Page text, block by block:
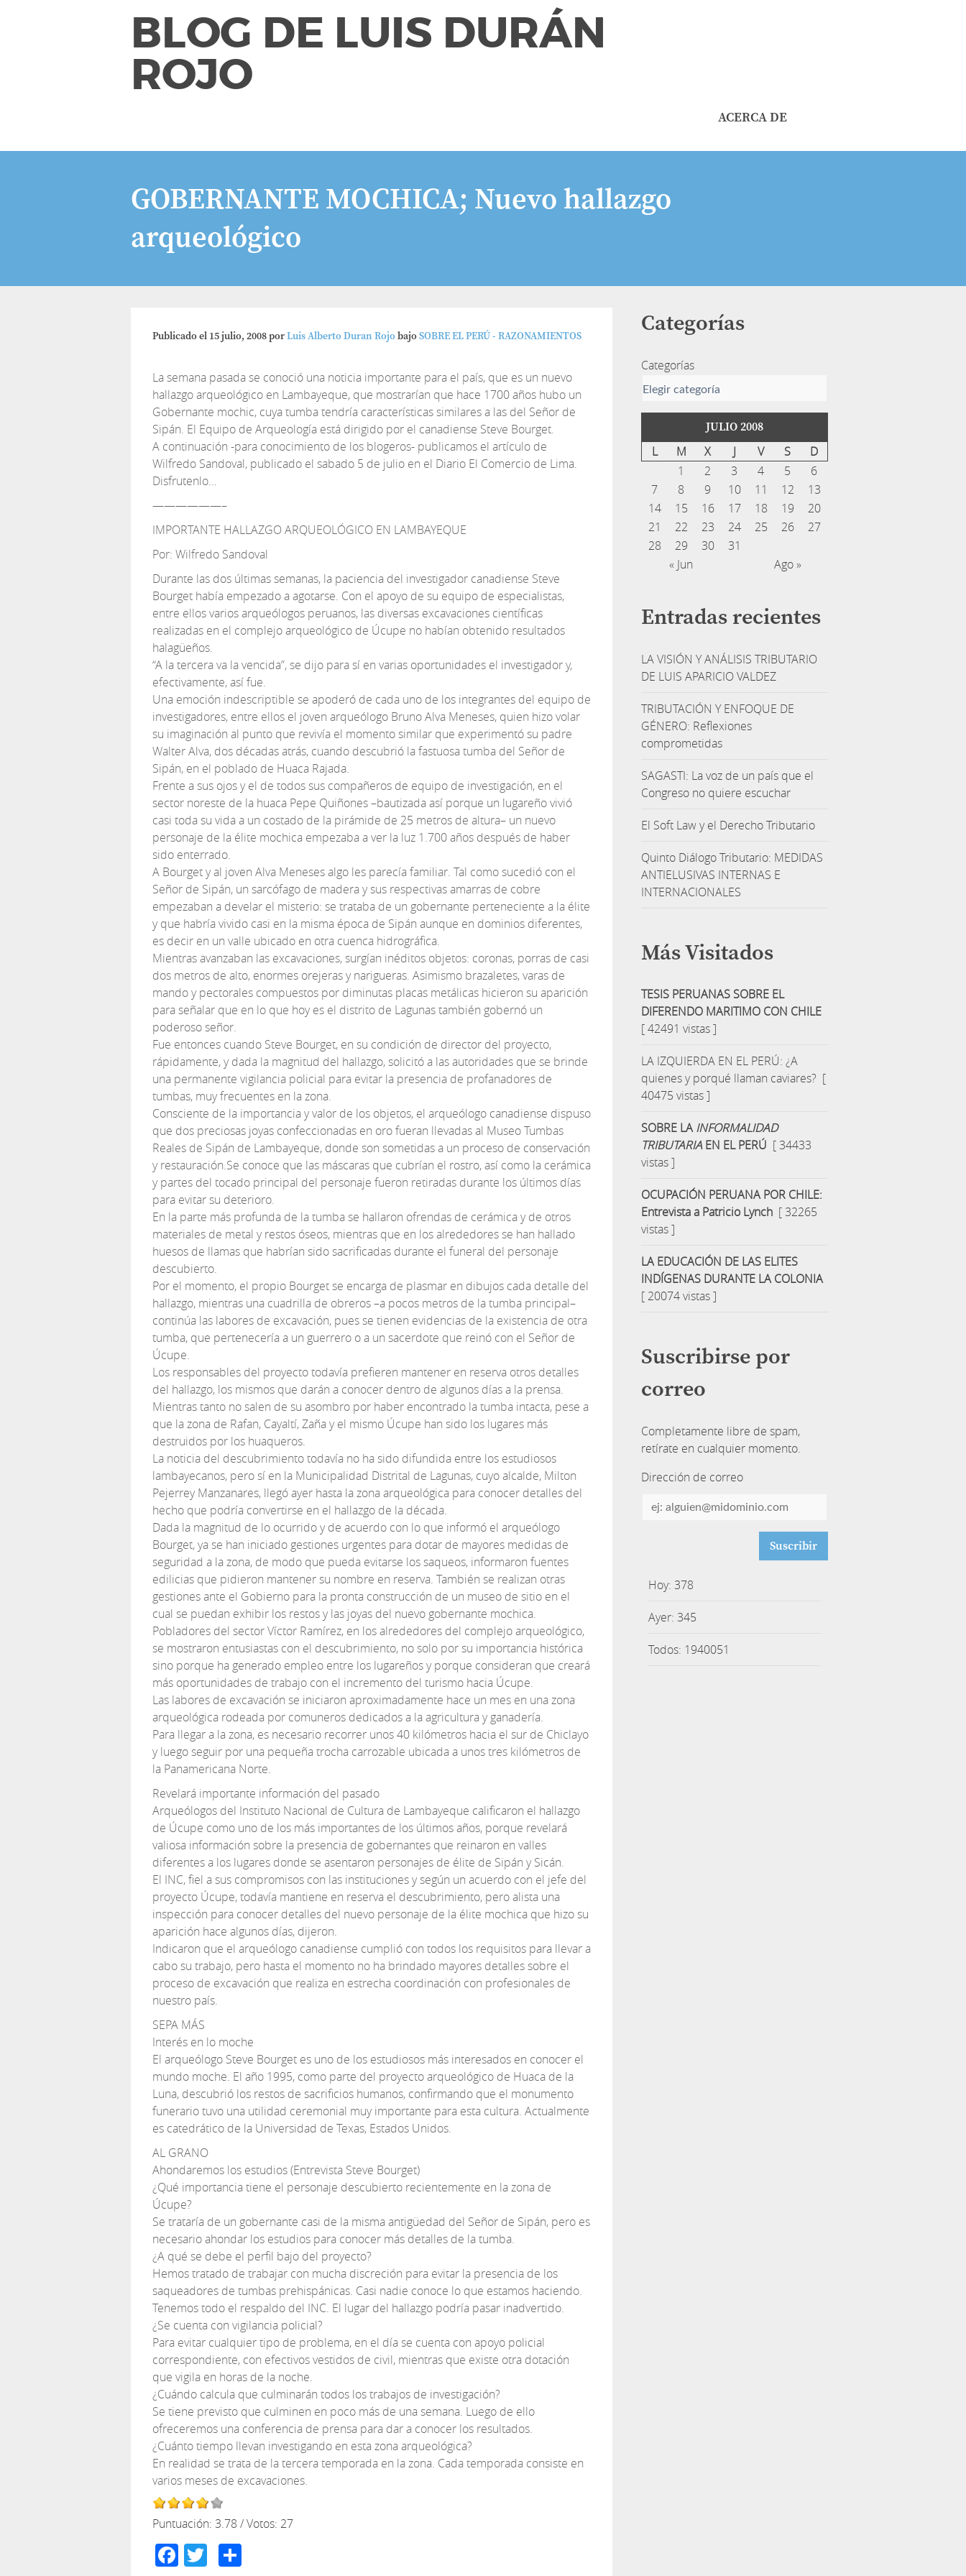
BLOG DE LUIS DURÁN
ROJO
ACERCA DE
GOBERNANTE MOCHICA; Nuevo hallazgo
arqueológico
Publicado el 15 julio, 2008porLuis Alberto Duran RojobajoSOBRE EL PERÚ - RAZONAMIENTOS
La semana pasada se conoció una noticia importante para el país, que es un nuevo
hallazgo arqueológico en Lambayeque, que mostrarían que hace 1700 años hubo un
Gobernante mochic, cuya tumba tendría características similares a las del Señor de
Sipán. El Equipo de Arqueología está dirigido por el canadiense Steve Bourget.
A continuación -para conocimiento de los blogeros- publicamos el artículo de
Wilfredo Sandoval, publicado el sabado 5 de julio en el Diario El Comercio de Lima.
Disfrutenlo…
——————–
IMPORTANTE HALLAZGO ARQUEOLÓGICO EN LAMBAYEQUE
Por: Wilfredo Sandoval
Durante las dos últimas semanas, la paciencia del investigador canadiense Steve
Bourget había empezado a agotarse. Con el apoyo de su equipo de especialistas,
entre ellos varios arqueólogos peruanos, las diversas excavaciones científicas
realizadas en el complejo arqueológico de Úcupe no habían obtenido resultados
halagüeños.
“A la tercera va la vencida”, se dijo para sí en varias oportunidades el investigador y,
efectivamente, así fue.
Una emoción indescriptible se apoderó de cada uno de los integrantes del equipo de
investigadores, entre ellos el joven arqueólogo Bruno Alva Meneses, quien hizo volar
su imaginación al punto que revivía el momento similar que experimentó su padre
Walter Alva, dos décadas atrás, cuando descubrió la fastuosa tumba del Señor de
Sipán, en el poblado de Huaca Rajada.
Frente a sus ojos y el de todos sus compañeros de equipo de investigación, en el
sector noreste de la huaca Pepe Quiñones –bautizada así porque un lugareño vivió
casi toda su vida a un costado de la pirámide de 25 metros de altura– un nuevo
personaje de la élite mochica empezaba a ver la luz 1.700 años después de haber
sido enterrado.
A Bourget y al joven Alva Meneses algo les parecía familiar. Tal como sucedió con el
Señor de Sipán, un sarcófago de madera y sus respectivas amarras de cobre
empezaban a develar el misterio: se trataba de un gobernante perteneciente a la élite
y que habría vivido casi en la misma época de Sipán aunque en dominios diferentes,
es decir en un valle ubicado en otra cuenca hidrográfica.
Mientras avanzaban las excavaciones, surgían inéditos objetos: coronas, porras de casi
dos metros de alto, enormes orejeras y narigueras. Asimismo brazaletes, varas de
mando y pectorales compuestos por diminutas placas metálicas hicieron su aparición
para señalar que en lo que hoy es el distrito de Lagunas también gobernó un
poderoso señor.
Fue entonces cuando Steve Bourget, en su condición de director del proyecto,
rápidamente, y dada la magnitud del hallazgo, solicitó a las autoridades que se brinde
una permanente vigilancia policial para evitar la presencia de profanadores de
tumbas, muy frecuentes en la zona.
Consciente de la importancia y valor de los objetos, el arqueólogo canadiense dispuso
que dos preciosas joyas confeccionadas en oro fueran llevadas al Museo Tumbas
Reales de Sipán de Lambayeque, donde son sometidas a un proceso de conservación
y restauración.Se conoce que las máscaras que cubrían el rostro, así como la cerámica
y partes del tocado principal del personaje fueron retiradas durante los últimos días
para evitar su deterioro.
En la parte más profunda de la tumba se hallaron ofrendas de cerámica y de otros
materiales de metal y restos óseos, mientras que en los alrededores se han hallado
huesos de llamas que habrían sido sacrificadas durante el funeral del personaje
descubierto.
Por el momento, el propio Bourget se encarga de plasmar en dibujos cada detalle del
hallazgo, mientras una cuadrilla de obreros –a pocos metros de la tumba principal–
continúa las labores de excavación, pues se tienen evidencias de la existencia de otra
tumba, que pertenecería a un guerrero o a un sacerdote que reinó con el Señor de
Úcupe.
Los responsables del proyecto todavía prefieren mantener en reserva otros detalles
del hallazgo, los mismos que darán a conocer dentro de algunos días a la prensa.
Mientras tanto no salen de su asombro por haber encontrado la tumba intacta, pese a
que la zona de Rafan, Cayaltí, Zaña y el mismo Úcupe han sido los lugares más
destruidos por los huaqueros.
La noticia del descubrimiento todavía no ha sido difundida entre los estudiosos
lambayecanos, pero sí en la Municipalidad Distrital de Lagunas, cuyo alcalde, Milton
Pejerrey Manzanares, llegó ayer hasta la zona arqueológica para conocer detalles del
hecho que podría convertirse en el hallazgo de la década.
Dada la magnitud de lo ocurrido y de acuerdo con lo que informó el arqueólogo
Bourget, ya se han iniciado gestiones urgentes para dotar de mayores medidas de
seguridad a la zona, de modo que pueda evitarse los saqueos, informaron fuentes
edilicias que pidieron mantener su nombre en reserva. También se realizan otras
gestiones ante el Gobierno para la pronta construcción de un museo de sitio en el
cual se puedan exhibir los restos y las joyas del nuevo gobernante mochica.
Pobladores del sector Víctor Ramírez, en los alrededores del complejo arqueológico,
se mostraron entusiastas con el descubrimiento, no solo por su importancia histórica
sino porque ha generado empleo entre los lugareños y porque consideran que creará
más oportunidades de trabajo con el incremento del turismo hacia Úcupe.
Las labores de excavación se iniciaron aproximadamente hace un mes en una zona
arqueológica rodeada por comuneros dedicados a la agricultura y ganadería.
Para llegar a la zona, es necesario recorrer unos 40 kilómetros hacia el sur de Chiclayo
y luego seguir por una pequeña trocha carrozable ubicada a unos tres kilómetros de
la Panamericana Norte.
Revelará importante información del pasado
Arqueólogos del Instituto Nacional de Cultura de Lambayeque calificaron el hallazgo
de Úcupe como uno de los más importantes de los últimos años, porque revelará
valiosa información sobre la presencia de gobernantes que reinaron en valles
diferentes a los lugares donde se asentaron personajes de élite de Sipán y Sicán.
El INC, fiel a sus compromisos con las instituciones y según un acuerdo con el jefe del
proyecto Úcupe, todavía mantiene en reserva el descubrimiento, pero alista una
inspección para conocer detalles del nuevo personaje de la élite mochica que hizo su
aparición hace algunos días, dijeron.
Indicaron que el arqueólogo canadiense cumplió con todos los requisitos para llevar a
cabo su trabajo, pero hasta el momento no ha brindado mayores detalles sobre el
proceso de excavación que realiza en estrecha coordinación con profesionales de
nuestro país.
SEPA MÁS
Interés en lo moche
El arqueólogo Steve Bourget es uno de los estudiosos más interesados en conocer el
mundo moche. El año 1995, como parte del proyecto arqueológico de Huaca de la
Luna, descubrió los restos de sacrificios humanos, confirmando que el monumento
funerario tuvo una utilidad ceremonial muy importante para esta cultura. Actualmente
es catedrático de la Universidad de Texas, Estados Unidos.
AL GRANO
Ahondaremos los estudios (Entrevista Steve Bourget)
¿Qué importancia tiene el personaje descubierto recientemente en la zona de
Úcupe?
Se trataría de un gobernante casi de la misma antigüedad del Señor de Sipán, pero es
necesario ahondar los estudios para conocer más detalles de la tumba.
¿A qué se debe el perfil bajo del proyecto?
Hemos tratado de trabajar con mucha discreción para evitar la presencia de los
saqueadores de tumbas prehispánicas. Casi nadie conoce lo que estamos haciendo.
Tenemos todo el respaldo del INC. El lugar del hallazgo podría pasar inadvertido.
¿Se cuenta con vigilancia policial?
Para evitar cualquier tipo de problema, en el día se cuenta con apoyo policial
correspondiente, con efectivos vestidos de civil, mientras que existe otra dotación
que vigila en horas de la noche.
¿Cuándo calcula que culminarán todos los trabajos de investigación?
Se tiene previsto que culminen en poco más de una semana. Luego de ello
ofreceremos una conferencia de prensa para dar a conocer los resultados.
¿Cuánto tiempo llevan investigando en esta zona arqueológica?
En realidad se trata de la tercera temporada en la zona. Cada temporada consiste en
varios meses de excavaciones.
Puntuación: 3.78 / Votos: 27
Facebook
Twitter
Categorías
Categorías
JULIO 2008
L M X J V S D
« Jun Ago »
1 2 3 4 5
6
7
8 9 10 11 12
13
14
15 16 17 18 19
20
21
22 23 24 25 26
27
28
29 30 31
Entradas recientes
LA VISIÓN Y ANÁLISIS TRIBUTARIO
DE LUIS APARICIO VALDEZ
TRIBUTACIÓN Y ENFOQUE DE
GÉNERO: Reflexiones
comprometidas
SAGASTI: La voz de un país que el
Congreso no quiere escuchar
El Soft Law y el Derecho Tributario
Quinto Diálogo Tributario: MEDIDAS
ANTIELUSIVAS INTERNAS E
INTERNACIONALES
Más Visitados
TESIS PERUANAS SOBRE EL
DIFERENDO MARITIMO CON CHILE
[ 42491 vistas ]
LA IZQUIERDA EN EL PERÚ: ¿A
quienes y porqué llaman caviares? [
40475 vistas ]
SOBRE LAINFORMALIDAD
TRIBUTARIAEN EL PERÚ [ 34433
vistas ]
OCUPACIÓN PERUANA POR CHILE:
Entrevista a Patricio Lynch [ 32265
vistas ]
LA EDUCACIÓN DE LAS ELITES
INDÍGENAS DURANTE LA COLONIA
[ 20074 vistas ]
Suscribirse por
correo
Completamente libre de spam,
retírate en cualquier momento.
Dirección de correo
Dirección
Hoy: 378
Ayer: 345
Todos: 1940051